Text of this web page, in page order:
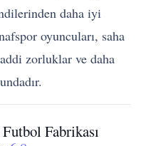
daha iyi
oyuncuları, saha
zorluklar ve daha
Fabrikası